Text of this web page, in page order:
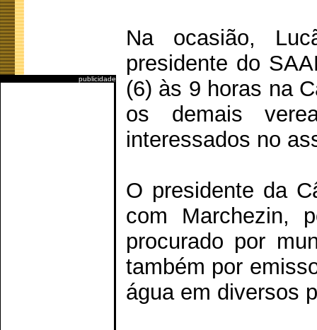
publicidade
Na ocasião,
presidente do
(6) às 9 horas na
os demais
interessados no
O presidente da
com Marchezin,
procurado por
também por
água em diversos